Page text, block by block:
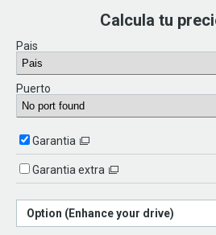
Calcula tu
Pais
Puerto
Garantia
Garantia extra
Option (Enhance your drive)